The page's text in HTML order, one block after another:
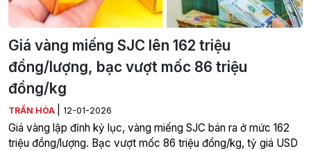
Giá vàng miếng SJC lên 162 triệu
đồng/lượng, bạc vượt mốc 86 triệu
đồng/kg
TRẦN HÒA 12-01-2026
Giá vàng lập đỉnh kỷ lục, vàng miếng SJC bán ra ở mức 162
triệu đồng/lượng. Bạc vượt mốc 86 triệu đồng/kg, tỷ giá USD